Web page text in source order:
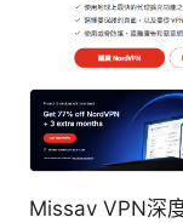
Missav VPN深